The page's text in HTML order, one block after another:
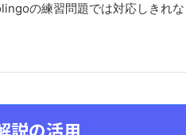
の練習問題では対応しきれな
説の活用